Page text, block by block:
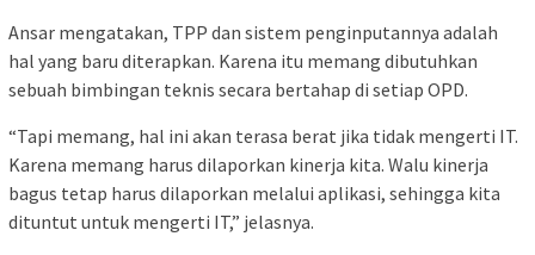
Ansar mengatakan, TPP dan sistem penginputannya adalah
hal yang baru diterapkan. Karena itu memang dibutuhkan
sebuah bimbingan teknis secara bertahap di setiap OPD.
“Tapi memang, hal ini akan terasa berat jika tidak mengerti IT.
Karena memang harus dilaporkan kinerja kita. Walu kinerja
bagus tetap harus dilaporkan melalui aplikasi, sehingga kita
dituntut untuk mengerti IT,” jelasnya.